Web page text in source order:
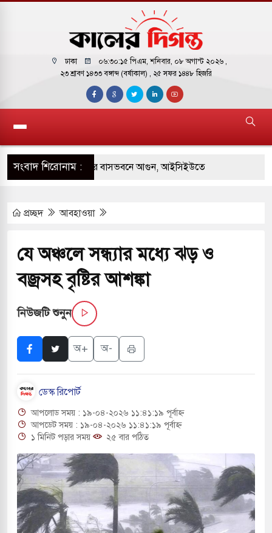
ঢাকা ০৬:৩০:১৬ পিএম, শনিবার, ০৮ অগাস্ট ২০২৬ ,
২৩ শ্রাবণ ১৪৩৩ বঙ্গাব্দ (বর্ষাকাল) , ২৫ সফর ১৪৪৮ হিজরি
সংবাদ শিরোনাম :
পাকিস্তানি হাইকমিশনারের বাসভবনে আগুন, আইসিইউতে
হয়ে আসছে ‘স্পেশাল রেসপন্স ব্যাটালিয়ন
বাসের মুখোমুখি সংঘর্ষে ৯ জন নিহত
৬ শ্রমিক নিহত, আহত ১৫
নিয়ন্ত্রণে দেড় হাজার মসজিদ থেকে মাইক
বন্দুকধারীর গুলিতে শিক্ষক নিহত, হামলাকারীর আত্মহত্যা
মধ্যপ্রাচ্যে ব্ল্যাকআউটের কঠোর হুঁশিয়ারি ইরানের
বিমানবন্দরের নিরাপত্তা তল্লাশিতে ছাড় দেওয়া হবে না:
দক্ষিণ কোরিয়ার বন্দি ২৫ শতাংশ বেড়েছে
থাকুক বা না থাকুক, ইরানে একক সামরিক পদক্ষেপের
প্রচ্ছদ আবহাওয়া
যে অঞ্চলে সন্ধ্যার মধ্যে ঝড় ও
বজ্রসহ বৃষ্টির আশঙ্কা
নিউজটি শুনুন
অ+ অ-
ডেস্ক রিপোর্ট
আপলোড সময় : ১৯-০৪-২০২৬ ১১:৪১:১৯ পূর্বাহ্ন
আপডেট সময় : ১৯-০৪-২০২৬ ১১:৪১:১৯ পূর্বাহ্ন
১ মিনিট পড়ার সময়
২৫ বার পঠিত